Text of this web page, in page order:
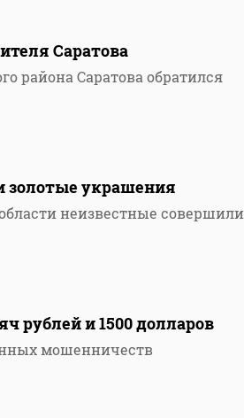
Саратова
района Саратова обратился
золотые украшения
неизвестные совершили
рублей и 1500 долларов
мошенничеств